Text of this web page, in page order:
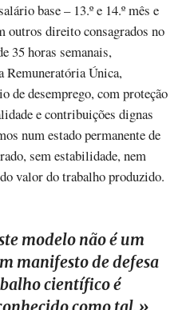
base – 13.º e 14.º mês e
outros direito consagrados no
35 horas semanais,
Remuneratória Única,
de desemprego, com proteção
e contribuições dignas
num estado permanente de
sem estabilidade, nem
valor do trabalho produzido.
modelo não é um
manifesto de defesa
científico é